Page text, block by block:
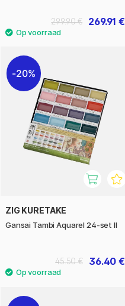
269.91 €
299.90 €
20%
ZIG KURETAKE
Gansai Tambi Aquarel 24-set II
36.40 €
45.50 €